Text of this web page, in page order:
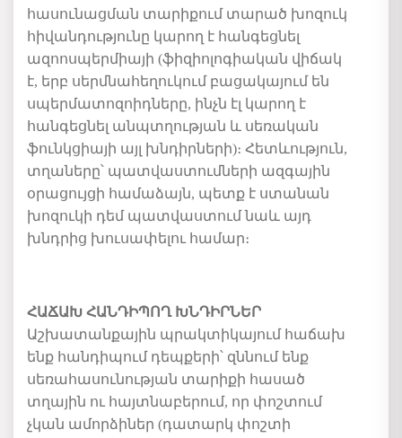
հասունացման տարիքում տարած խոզուկ
հիվանդությունը կարող է հանգեցնել
ազոոսպերմիայի (ֆիզիոլոգիական վիճակ
է, երբ սերմնահեղուկում բացակայում են
սպերմատոզոիդները, ինչն էլ կարող է
հանգեցնել անպտղության և սեռական
ֆունկցիայի այլ խնդիրների)։ Հետևություն,
տղաները՝ պատվաստումների ազգային
օրացույցի համաձայն, պետք է ստանան
խոզուկի դեմ պատվաստում նաև այդ
խնդրից խուսափելու համար։
ՀԱՃԱԽ ՀԱՆԴԻՊՈՂ ԽՆԴԻՐՆԵՐ
Աշխատանքային պրակտիկայում հաճախ
ենք հանդիպում դեպքերի՝ զննում ենք
սեռահասունության տարիքի հասած
տղային ու հայտնաբերում, որ փոշտում
չկան ամորձիներ (դատարկ փոշտի